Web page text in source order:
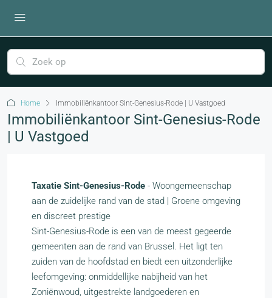
Home Immobiliënkantoor Sint-Genesius-Rode | U Vastgoed
Immobiliënkantoor Sint-Genesius-Rode
| U Vastgoed
Taxatie Sint-Genesius-Rode - Woongemeenschap
aan de zuidelijke rand van de stad | Groene omgeving
en discreet prestige
Sint-Genesius-Rode is een van de meest gegeerde
gemeenten aan de rand van Brussel. Het ligt ten
zuiden van de hoofdstad en biedt een uitzonderlijke
leefomgeving: onmiddellijke nabijheid van het
Zoniënwoud, uitgestrekte landgoederen en